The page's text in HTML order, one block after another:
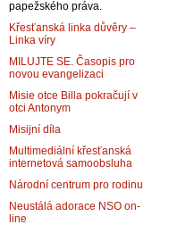
papežského práva.
Křesťanská linka důvěry –
Linka víry
MILUJTE SE. Časopis pro
novou evangelizaci
Misie otce Billa pokračují v
otci Antonym
Misijní díla
Multimediální křesťanská
internetová samoobsluha
Národní centrum pro rodinu
Neustálá adorace NSO on-
line